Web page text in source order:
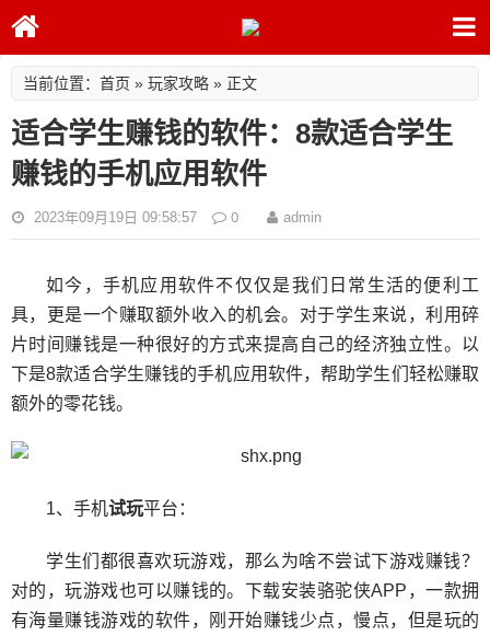
当前位置： 首页 » 玩家攻略 » 正文
适合学生赚钱的软件：8款适合学生
赚钱的手机应用软件
2023年09月19日 09:58:57 0 admin
如今，手机应用软件不仅仅是我们日常生活的便利工
具，更是一个赚取额外收入的机会。对于学生来说，利用碎
片时间赚钱是一种很好的方式来提高自己的经济独立性。以
下是8款适合学生赚钱的手机应用软件，帮助学生们轻松赚取
额外的零花钱。
1、手机试玩平台：
学生们都很喜欢玩游戏，那么为啥不尝试下游戏赚钱？
对的，玩游戏也可以赚钱的。下载安装骆驼侠APP，一款拥
有海量赚钱游戏的软件，刚开始赚钱少点，慢点，但是玩的